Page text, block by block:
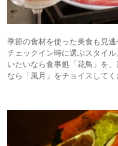
季節の食材を使った美食も見
チェックイン時に選ぶスタイ
いたいなら食事処「花鳥」を
なら「風月」をチョイスしてく